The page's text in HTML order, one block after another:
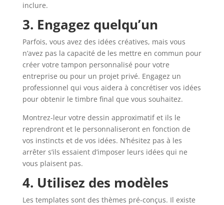
inclure.
3. Engagez quelqu’un
Parfois, vous avez des idées créatives, mais vous
n’avez pas la capacité de les mettre en commun pour
créer votre tampon personnalisé pour votre
entreprise ou pour un projet privé. Engagez un
professionnel qui vous aidera à concrétiser vos idées
pour obtenir le timbre final que vous souhaitez.
Montrez-leur votre dessin approximatif et ils le
reprendront et le personnaliseront en fonction de
vos instincts et de vos idées. N’hésitez pas à les
arrêter s’ils essaient d’imposer leurs idées qui ne
vous plaisent pas.
4. Utilisez des modèles
Les templates sont des thèmes pré-conçus. Il existe